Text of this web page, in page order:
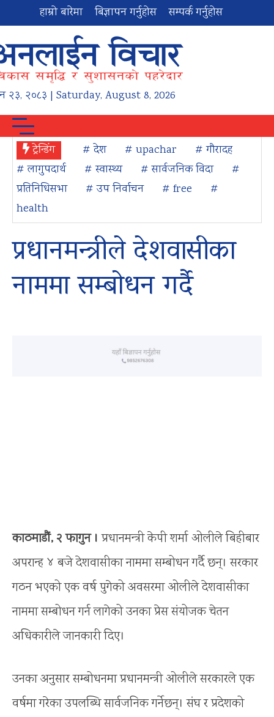
हाम्रो बारेमा बिज्ञापन गर्नुहोस सम्पर्क गर्नुहोस
२३, २०८३ | Saturday, August 8, 2026
ट्रेन्डिंग # देश # upachar
# गौरादह
# लागुपदार्थ
# स्वास्थ्य # सार्वजनिक विदा
#
प्रतिनिधिसभा
# उप निर्वाचन # free
#
health
प्रधानमन्त्रीले देशवासीका
नाममा सम्बोधन गर्दै
काठमाडौं, २ फागुन । प्रधानमन्त्री केपी शर्मा ओलीले बिहीबार
अपरान्ह ४ बजे देशवासीका नाममा सम्बोधन गर्दै छन्। सरकार
गठन भएको एक वर्ष पुगेको अवसरमा ओलीले देशवासीका
नाममा सम्बोधन गर्न लागेको उनका प्रेस संयोजक चेतन
अधिकारीले जानकारी दिए।
उनका अनुसार सम्बोधनमा प्रधानमन्त्री ओलीले सरकारले एक
वर्षमा गरेका उपलब्धि सार्वजनिक गर्नेछन्। संघ र प्रदेशको